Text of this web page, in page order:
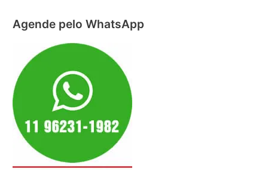
Agende pelo WhatsApp